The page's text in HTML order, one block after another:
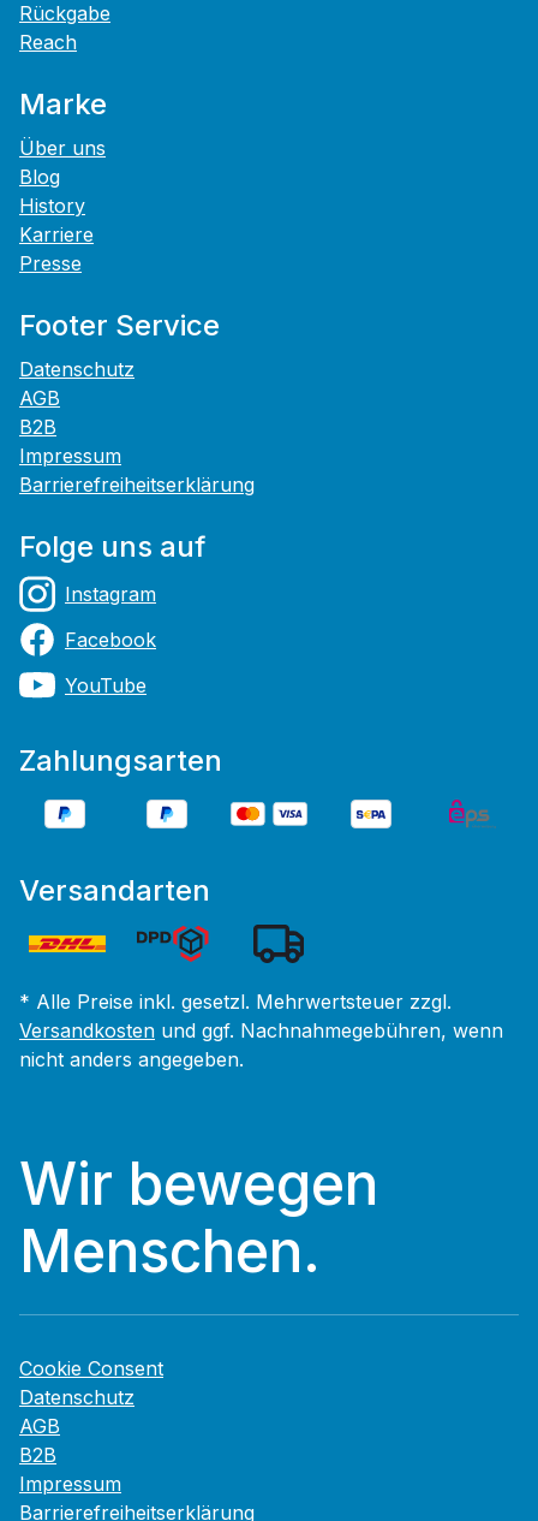
Rückgabe
Reach
Marke
Über uns
Blog
History
Karriere
Presse
Footer Service
Datenschutz
AGB
B2B
Impressum
Barrierefreiheitserklärung
Folge uns auf
Instagram
Facebook
YouTube
Zahlungsarten
Versandarten
* Alle Preise inkl. gesetzl. Mehrwertsteuer zzgl.
Versandkosten und ggf. Nachnahmegebühren, wenn
nicht anders angegeben.
Wir bewegen
Menschen.
Cookie Consent
Datenschutz
AGB
B2B
Impressum
Barrierefreiheitserklärung